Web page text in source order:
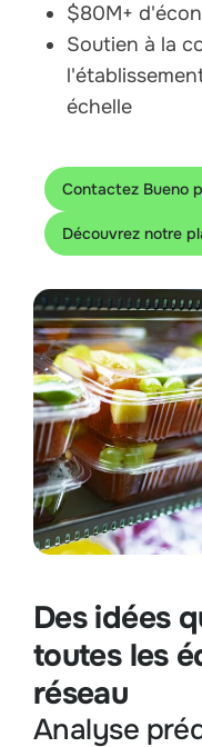
$80M+
Soutien à la
échelle
Contactez Bueno
Découvrez notre
Des idées
toutes les
réseau
Analyse